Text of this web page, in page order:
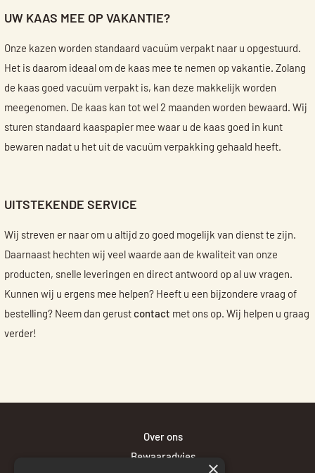
UW KAAS MEE OP VAKANTIE?
Onze kazen worden standaard vacuüm verpakt naar u opgestuurd.
Het is daarom ideaal om de kaas mee te nemen op vakantie. Zolang
de kaas goed vacuüm verpakt is, kan deze makkelijk worden
meegenomen. De kaas kan tot wel 2 maanden worden bewaard. Wij
sturen standaard kaaspapier mee waar u de kaas goed in kunt
bewaren nadat u het uit de vacuüm verpakking gehaald heeft.
UITSTEKENDE SERVICE
Wij streven er naar om u altijd zo goed mogelijk van dienst te zijn.
Daarnaast hechten wij veel waarde aan de kwaliteit van onze
producten, snelle leveringen en direct antwoord op al uw vragen.
Kunnen wij u ergens mee helpen? Heeft u een bijzondere vraag of
bestelling? Neem dan gerust contact met ons op. Wij helpen u graag
verder!
Over ons
Bewaaradvies